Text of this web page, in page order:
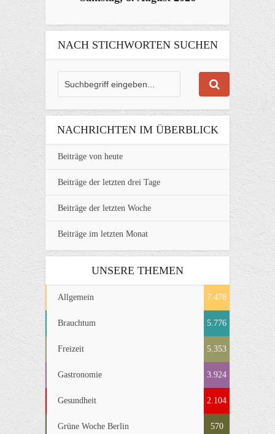
NACH STICHWORTEN SUCHEN
NACHRICHTEN IM ÜBERBLICK
Beiträge von heute
Beiträge der letzten drei Tage
Beiträge der letzten Woche
Beiträge im letzten Monat
UNSERE THEMEN
Allgemein 7.478
Brauchtum 5.776
Freizeit 5.353
Gastronomie 3.924
Gesundheit 2.104
Grüne Woche Berlin 570